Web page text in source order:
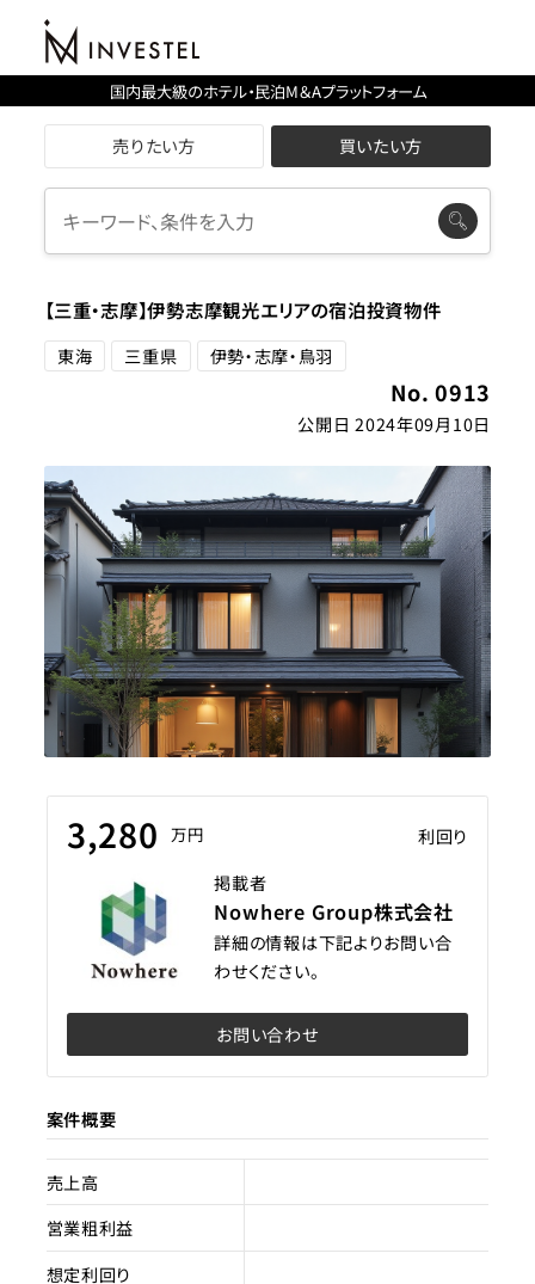
国内最大級のホテル・民泊M＆Aプラットフォーム
売りたい方 買いたい方
【三重・志摩】伊勢志摩観光エリアの宿泊投資物件
東海 三重県 伊勢・志摩・鳥羽
No. 0913
公開日 2024年09月10日
3,280 万円
利回り
掲載者
Nowhere Group株式会社
詳細の情報は下記よりお問い合
わせください。
お問い合わせ
案件概要
売上高
営業粗利益
想定利回り